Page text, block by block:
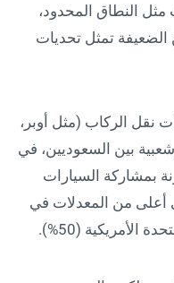
مثل النطاق المحدود،
الضعيفة تمثل تحديات
نقل الركاب (مثل أوبر،
شعبية بين السعوديين، في
بمشاركة السيارات
أعلى من المعدلات في